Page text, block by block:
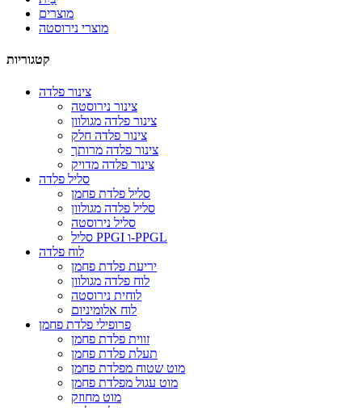
מוצרים
מוצרי נירוסטה
קטגוריות
צינור פלדה
צינור נירוסטה
צינור פלדה מגולוון
צינור פלדה חלק
צינור פלדה מרותך
צינור פלדה מדויק
סליל פלדה
סליל פלדת פחמן
סליל פלדה מגולוון
סליל נירוסטה
סליל PPGI ו-PPGL
לוח פלדה
יריעת פלדת פחמן
לוח פלדה מגולוון
לוחית נירוסטה
לוח אלומיניום
פרופילי פלדת פחמן
זווית פלדת פחמן
תעלת פלדת פחמן
מוט שטוח מפלדת פחמן
מוט עגול מפלדת פחמן
מוט מחוזק